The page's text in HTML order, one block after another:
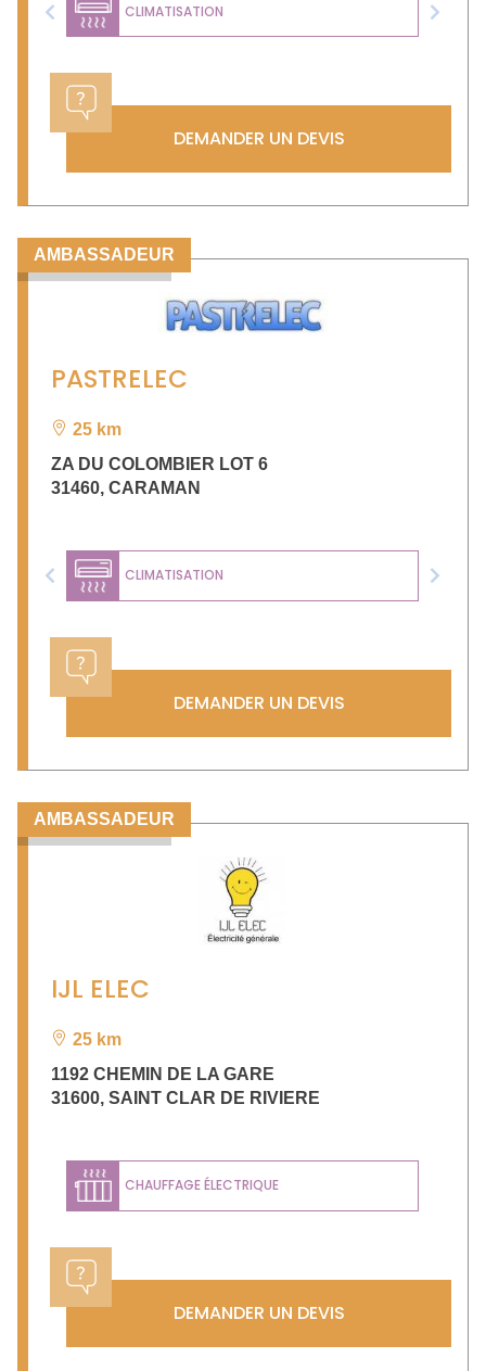
CLIMATISATION
Previous Next
DEMANDER UN DEVIS
AMBASSADEUR
PASTRELEC
25 km
ZA DU COLOMBIER LOT 6
31460, CARAMAN
CLIMATISATION
Previous Next
DEMANDER UN DEVIS
AMBASSADEUR
IJL ELEC
25 km
1192 CHEMIN DE LA GARE
31600, SAINT CLAR DE RIVIERE
CHAUFFAGE ÉLECTRIQUE
DEMANDER UN DEVIS